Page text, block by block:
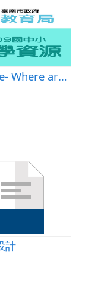
Unit one- Where are you from延伸課程
計